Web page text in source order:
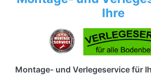
Ihre
Montage- und Verlegeservice für